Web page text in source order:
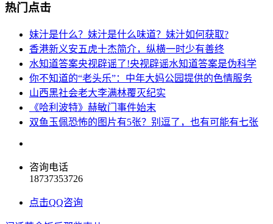
热门点击
妹汁是什么？妹汁是什么味道？妹汁如何获取?
香港新义安五虎十杰简介，纵横一时少有善终
水知道答案央视辟谣了!央视辟谣水知道答案是伪科学
你不知道的“老头乐”：中年大妈公园提供的色情服务
山西黑社会老大李满林覆灭纪实
《哈利波特》赫敏门事件始末
双鱼玉佩恐怖的图片有5张？别逗了，也有可能有七张
咨询电话
18737353726
点击QQ咨询